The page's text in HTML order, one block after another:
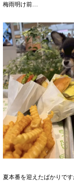
梅雨明け前…
夏本番を迎えたばかりです